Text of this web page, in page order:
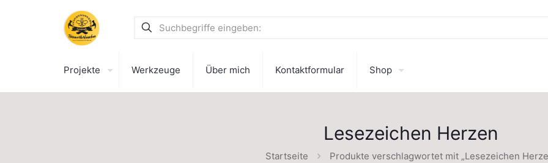
Projekte Werkzeuge Über mich Kontaktformular Shop
Lesezeichen Herzen
Startseite Produkte verschlagwortet mit „Lesezeichen